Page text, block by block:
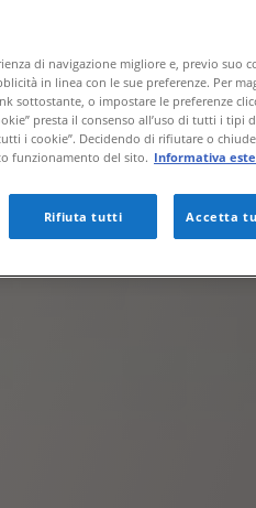
di navigazione migliore e, previo suo
in linea con le sue preferenze. Per
sottostante, o impostare le preferenze
presta il consenso all’uso di tutti i tipi
i cookie”. Decidendo di rifiutare o
funzionamento del sito. Informativa
Rifiuta tutti Accetta